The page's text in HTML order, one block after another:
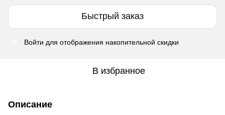
Быстрый заказ
Войти для отображения накопительной скидки
В избранное
Описание